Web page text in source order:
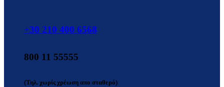
+30 210 400 6568
800 11 55555
(Τηλ. χωρίς χρέωση απο σταθερό)